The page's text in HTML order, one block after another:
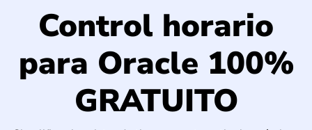
Control horario
para Oracle 100%
GRATUITO